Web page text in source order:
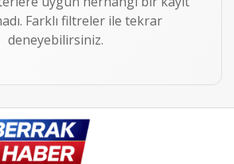
Farklı filtreler ile tekrar
deneyebilirsiniz.